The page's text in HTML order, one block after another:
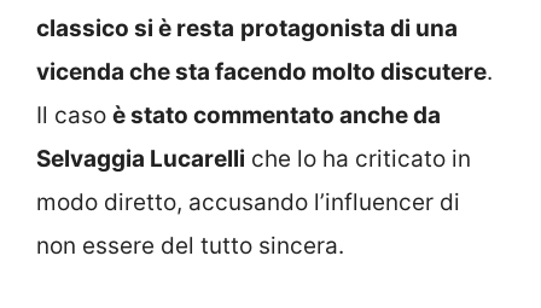
classico si è resta protagonista di una
vicenda che sta facendo molto discutere.
Il caso è stato commentato anche da
Selvaggia Lucarelli che lo ha criticato in
modo diretto, accusando l’influencer di
non essere del tutto sincera.